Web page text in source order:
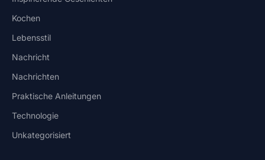
Kochen
Lebensstil
Nachricht
Nachrichten
Praktische Anleitungen
Technologie
Unkategorisiert